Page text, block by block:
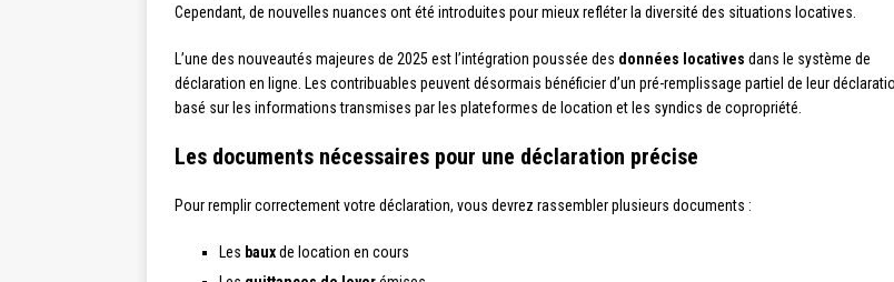
Cependant, de nouvelles nuances ont été introduites pour mieux refléter la diversité des situations locatives.
L’une des nouveautés majeures de 2025 est l’intégration poussée des données locatives dans le système de
déclaration en ligne. Les contribuables peuvent désormais bénéficier d’un pré-remplissage partiel de leur
basé sur les informations transmises par les plateformes de location et les syndics de copropriété.
Les documents nécessaires pour une déclaration précise
Pour remplir correctement votre déclaration, vous devrez rassembler plusieurs documents :
Les bauxde location en cours